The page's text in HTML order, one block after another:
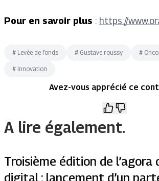
Pour en savoir plus : https://
# Levée de fonds # Gustave roussy #
# Innovation
Avez-vous apprécié ce
A lire également.
Troisième édition de l’agora
digital : lancement d’un